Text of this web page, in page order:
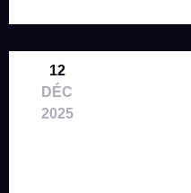
12
DÉC
2025